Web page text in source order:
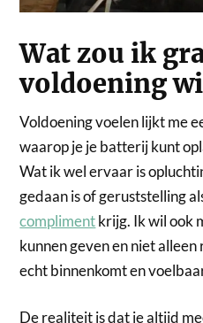
Wat zou ik
voldoening
Voldoening voelen lijkt me
waarop je je batterij kunt
Wat ik wel ervaar is
gedaan is of geruststelling
complimentkrijg. Ik wil ook
kunnen geven en niet
echt binnenkomt en
De realiteit is dat je altijd